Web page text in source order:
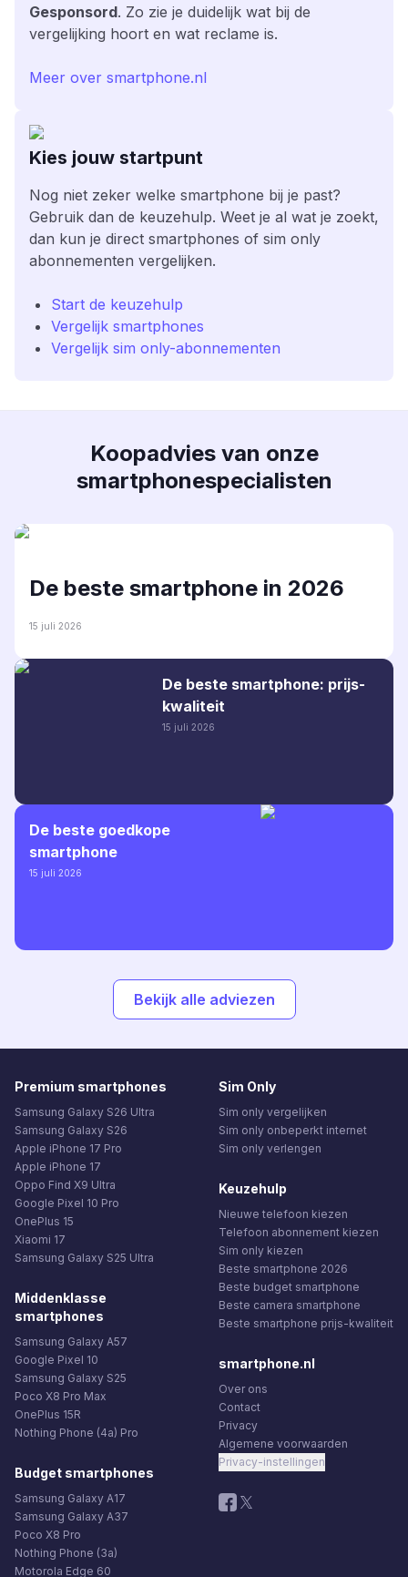
Gesponsord. Zo zie je duidelijk wat bij de
vergelijking hoort en wat reclame is.
Meer over smartphone.nl
Kies jouw startpunt
Nog niet zeker welke smartphone bij je past?
Gebruik dan de keuzehulp. Weet je al wat je zoekt,
dan kun je direct smartphones of sim only
abonnementen vergelijken.
Start de keuzehulp
Vergelijk smartphones
Vergelijk sim only-abonnementen
Koopadvies van onze
smartphonespecialisten
De beste smartphone in 2026
15 juli 2026
De beste smartphone: prijs-
kwaliteit
15 juli 2026
De beste goedkope
smartphone
15 juli 2026
Bekijk alle adviezen
Premium smartphones
Samsung Galaxy S26 Ultra
Samsung Galaxy S26
Apple iPhone 17 Pro
Apple iPhone 17
Oppo Find X9 Ultra
Google Pixel 10 Pro
OnePlus 15
Xiaomi 17
Samsung Galaxy S25 Ultra
Middenklasse
smartphones
Samsung Galaxy A57
Google Pixel 10
Samsung Galaxy S25
Poco X8 Pro Max
OnePlus 15R
Nothing Phone (4a) Pro
Budget smartphones
Samsung Galaxy A17
Samsung Galaxy A37
Poco X8 Pro
Nothing Phone (3a)
Motorola Edge 60
Sim Only
Sim only vergelijken
Sim only onbeperkt internet
Sim only verlengen
Keuzehulp
Nieuwe telefoon kiezen
Telefoon abonnement kiezen
Sim only kiezen
Beste smartphone 2026
Beste budget smartphone
Beste camera smartphone
Beste smartphone prijs-kwaliteit
smartphone.nl
Over ons
Contact
Privacy
Algemene voorwaarden
Privacy-instellingen